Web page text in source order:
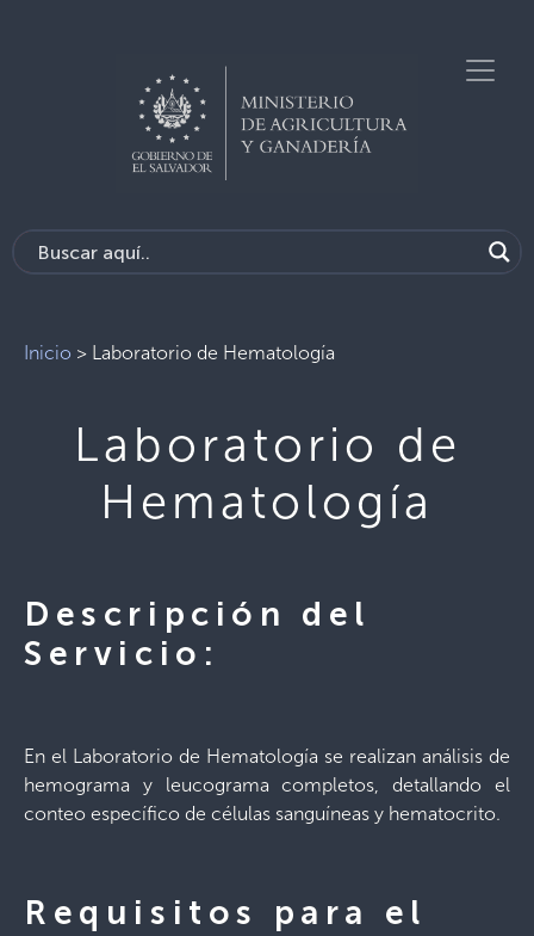
Inicio > Laboratorio de Hematología
Laboratorio de
Hematología
Descripción del
Servicio:
En el Laboratorio de Hematología se realizan análisis de
hemograma y leucograma completos, detallando el
conteo específico de células sanguíneas y hematocrito.
Requisitos para el